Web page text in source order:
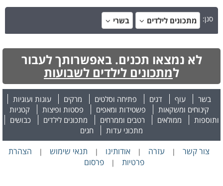
סנן: מתכונים לילדים בשרי
לא נמצאו תכנים. באפשרותך לעבור
למתכונים לילדים לשבועות
בשר עוף דגים פתיחה וסלטים מרקים
עוגות ועוגיות
קינוחים ומשקאות
פשטידות ומאפים פסטות ופיצות
קטניות
ותוספות
ממולאים רטבים וממרחים מתכונים לילדים
כבושים
מתכוני עדות
חגים
צור קשר | עזרה | אודותינו | תנאי שימוש |
הצהרת
פרטיות
| פרסום